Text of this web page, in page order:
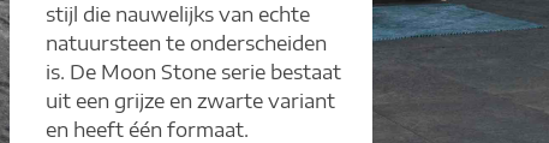
stijl die nauwelijks van echte
natuursteen te onderscheiden
is. De Moon Stone serie bestaat
uit een grijze en zwarte variant
en heeft één formaat.